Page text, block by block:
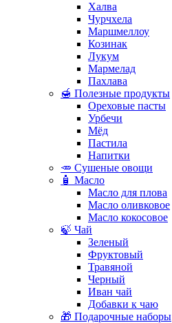
Халва
Чурчхела
Маршмеллоу
Козинак
Лукум
Мармелад
Пахлава
🍯 Полезные продукты
Ореховые пасты
Урбечи
Мёд
Пастила
Напитки
🥕 Сушеные овощи
🧴 Масло
Масло для плова
Масло оливковое
Масло кокосовое
🍃 Чай
Зеленый
Фруктовый
Травяной
Черный
Иван чай
Добавки к чаю
🎁 Подарочные наборы